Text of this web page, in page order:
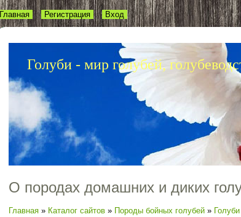
Голуби - мир голубей,
Главная Регистрация Вход
О породах домашних и диких
Главная » Каталог сайтов » Породы бойных голубей »